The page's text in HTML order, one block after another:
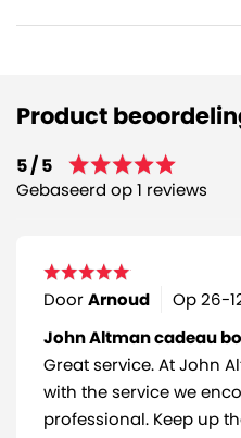
Product
5 / 5
Gebaseerd op 1 reviews
DoorArnoud Op26-
John Altman cadeau
Great service. At John
with the service we
professional. Keep up